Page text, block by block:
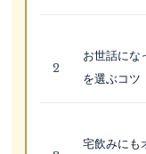
お世話にな
を選ぶコツ
宅飲みにも